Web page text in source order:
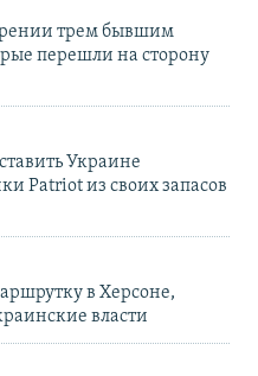
трем бывшим
перешли на сторону
Украине
Patriot из своих запасов
в Херсоне,
власти